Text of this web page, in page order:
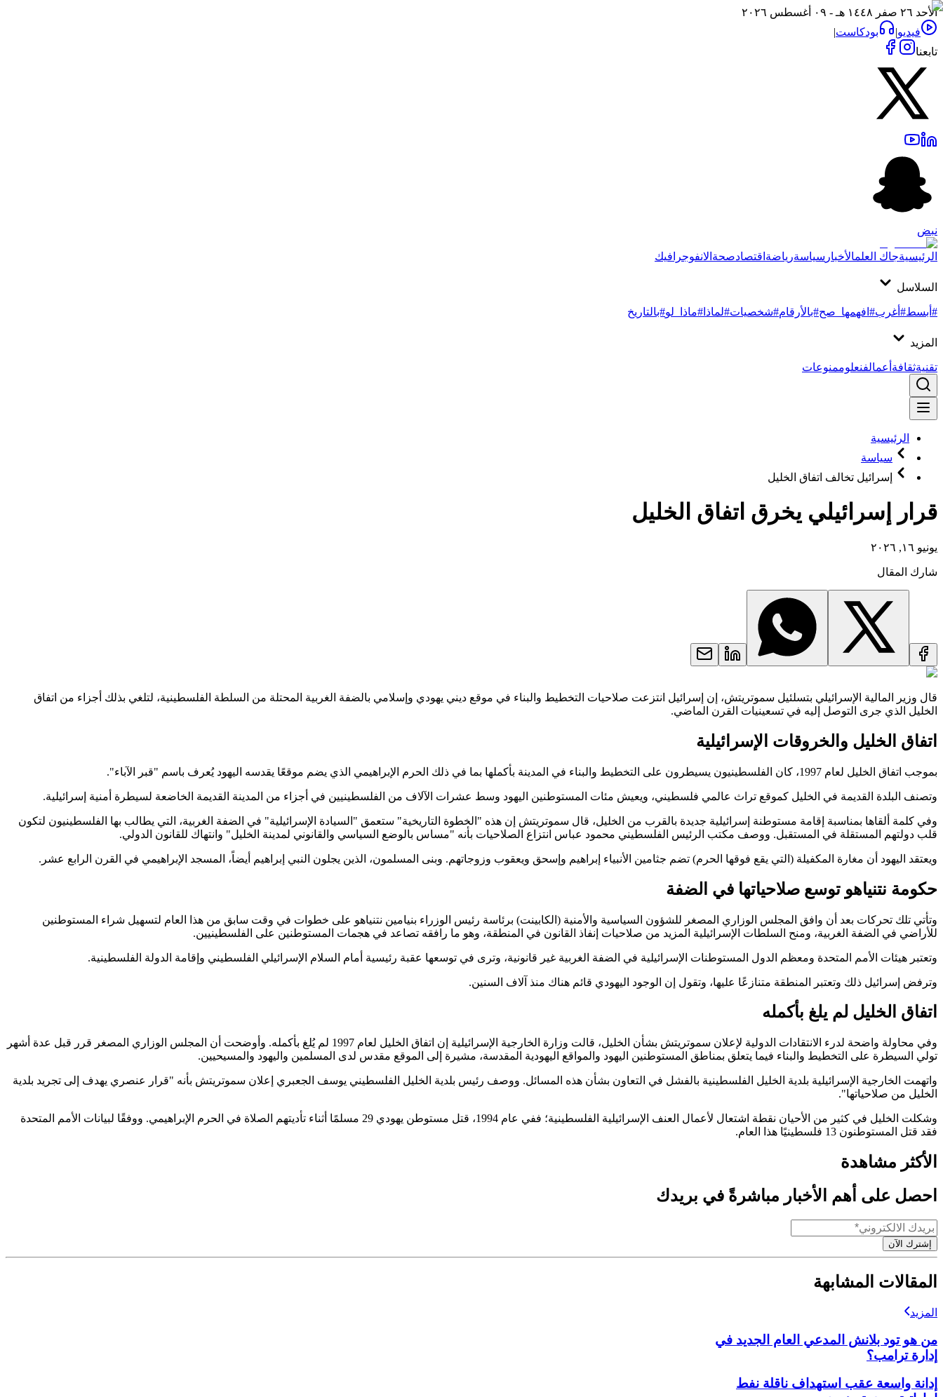
الأحد ٢٦ صفر ١٤٤٨ هـ - ٠٩ أغسطس ٢٠٢٦
فيديو| بودكاست|
تابعنا
نبض
الرئيسيةجاك العلمالأخبار سياسةرياضة اقتصادصحة الانفوجرافيك
السلاسل
#أبسط#أغرب#افهمها_صح#بالأرقام#شخصيات#لماذا #ماذا_لو#بالتاريخ
المزيد
تقنيةثقافة أعمالفنعلوممنوعات
الرئيسية
سياسة
إسرائيل تخالف اتفاق الخليل
قرار إسرائيلي يخرق اتفاق الخليل
يونيو ١٦, ٢٠٢٦
شارك المقال
قال وزير المالية الإسرائيلي بتسلئيل سموتريتش، إن إسرائيل انتزعت صلاحيات التخطيط والبناء في موقع ديني يهودي وإسلامي بالضفة الغربية المحتلة من السلطة الفلسطينية، لتلغي بذلك أجزاء من اتفاق
الخليل الذي جرى التوصل إليه في تسعينيات القرن الماضي.
اتفاق الخليل والخروقات الإسرائيلية
بموجب اتفاق الخليل لعام 1997، كان الفلسطينيون يسيطرون على التخطيط والبناء في المدينة بأكملها بما في ذلك الحرم الإبراهيمي الذي يضم موقعًا يقدسه اليهود يُعرف باسم "قبر الآباء".
وتصنف البلدة القديمة في الخليل كموقع تراث عالمي فلسطيني، ويعيش مئات المستوطنين اليهود وسط عشرات الآلاف من الفلسطينيين في أجزاء من المدينة القديمة الخاضعة لسيطرة أمنية إسرائيلية.
وفي كلمة ألقاها بمناسبة إقامة مستوطنة إسرائيلية جديدة بالقرب من الخليل، قال سموتريتش إن هذه "الخطوة التاريخية" ستعمق "السيادة الإسرائيلية" في الضفة الغربية، التي يطالب بها الفلسطينيون لتكون
قلب دولتهم المستقلة في المستقبل. ووصف مكتب الرئيس الفلسطيني محمود عباس انتزاع الصلاحيات بأنه "مساس بالوضع السياسي والقانوني لمدينة الخليل" وانتهاك للقانون الدولي.
ويعتقد اليهود أن مغارة المكفيلة (التي يقع فوقها الحرم) تضم جثامين الأنبياء إبراهيم وإسحق ويعقوب وزوجاتهم. وبنى المسلمون، الذين يجلون النبي إبراهيم أيضاً، المسجد الإبراهيمي في القرن الرابع عشر.
حكومة نتنياهو توسع صلاحياتها في الضفة
وتأتي تلك تحركات بعد أن وافق المجلس الوزاري المصغر للشؤون السياسية والأمنية (الكابينت) برئاسة رئيس الوزراء بنيامين نتنياهو على خطوات في وقت سابق من هذا العام لتسهيل شراء المستوطنين
للأراضي في الضفة الغربية، ومنح السلطات الإسرائيلية المزيد من صلاحيات إنفاذ القانون في المنطقة، وهو ما رافقه تصاعد في هجمات المستوطنين على الفلسطينيين.
وتعتبر هيئات الأمم المتحدة ومعظم الدول المستوطنات الإسرائيلية في الضفة الغربية غير قانونية، وترى في توسعها عقبة رئيسية أمام السلام الإسرائيلي الفلسطيني وإقامة الدولة الفلسطينية.
وترفض إسرائيل ذلك وتعتبر المنطقة متنازعًا عليها، وتقول إن الوجود اليهودي قائم هناك منذ آلاف السنين.
اتفاق الخليل لم يلغ بأكمله
وفي محاولة واضحة لدرء الانتقادات الدولية لإعلان سموتريتش بشأن الخليل، قالت وزارة الخارجية الإسرائيلية إن اتفاق الخليل لعام 1997 لم يُلغ بأكمله. وأوضحت أن المجلس الوزاري المصغر قرر قبل عدة أشهر
تولي السيطرة على التخطيط والبناء فيما يتعلق بمناطق المستوطنين اليهود والمواقع اليهودية المقدسة، مشيرة إلى الموقع مقدس لدى المسلمين واليهود والمسيحيين.
واتهمت الخارجية الإسرائيلية بلدية الخليل الفلسطينية بالفشل في التعاون بشأن هذه المسائل. ووصف رئيس بلدية الخليل الفلسطيني يوسف الجعبري إعلان سموتريتش بأنه "قرار عنصري يهدف إلى تجريد بلدية
الخليل من صلاحياتها".
وشكلت الخليل في كثير من الأحيان نقطة اشتعال لأعمال العنف الإسرائيلية الفلسطينية؛ ففي عام 1994، قتل مستوطن يهودي 29 مسلمًا أثناء تأديتهم الصلاة في الحرم الإبراهيمي. ووفقًا لبيانات الأمم المتحدة
فقد قتل المستوطنون 13 فلسطينيًا هذا العام.
الأكثر مشاهدة
احصل على أهم الأخبار مباشرةً في بريدك
إشترك الآن
المقالات المشابهة
المزيد
من هو تود بلانش المدعي العام الجديد في
إدارة ترامب؟
إدانة واسعة عقب استهداف ناقلة نفط